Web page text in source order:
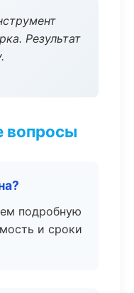
Результат
вопросы
подробную
и сроки